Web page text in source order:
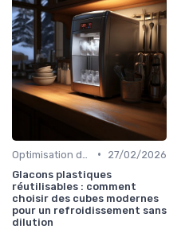
•
27/02/2026
Glacons plastiques
réutilisables : comment
choisir des cubes modernes
pour un refroidissement sans
dilution